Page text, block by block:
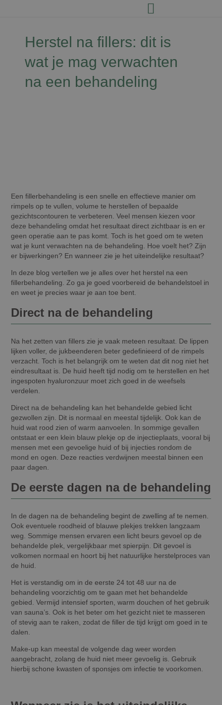
Herstel na fillers: dit is
wat je mag verwachten
na een behandeling
Een fillerbehandeling is een snelle en effectieve manier om
rimpels op te vullen, volume te herstellen of bepaalde
gezichtscontouren te verbeteren. Veel mensen kiezen voor
deze behandeling omdat het resultaat direct zichtbaar is en er
geen operatie aan te pas komt. Toch is het goed om te weten
wat je kunt verwachten na de behandeling. Hoe voelt het? Zijn
er bijwerkingen? En wanneer zie je het uiteindelijke resultaat?
In deze blog vertellen we je alles over het herstel na een
fillerbehandeling. Zo ga je goed voorbereid de behandelstoel in
en weet je precies waar je aan toe bent.
Direct na de behandeling
Na het zetten van fillers zie je vaak meteen resultaat. De lippen
lijken voller, de jukbeenderen beter gedefinieerd of de rimpels
verzacht. Toch is het belangrijk om te weten dat dit nog niet het
eindresultaat is. De huid heeft tijd nodig om te herstellen en het
ingespoten hyaluronzuur moet zich goed in de weefsels
verdelen.
Direct na de behandeling kan het behandelde gebied licht
gezwollen zijn. Dit is normaal en meestal tijdelijk. Ook kan de
huid wat rood zien of warm aanvoelen. In sommige gevallen
ontstaat er een klein blauw plekje op de injectieplaats, vooral bij
mensen met een gevoelige huid of bij injecties rondom de
mond en ogen. Deze reacties verdwijnen meestal binnen een
paar dagen.
De eerste dagen na de behandeling
In de dagen na de behandeling begint de zwelling af te nemen.
Ook eventuele roodheid of blauwe plekjes trekken langzaam
weg. Sommige mensen ervaren een licht beurs gevoel op de
behandelde plek, vergelijkbaar met spierpijn. Dit gevoel is
volkomen normaal en hoort bij het natuurlijke herstelproces van
de huid.
Het is verstandig om in de eerste 24 tot 48 uur na de
behandeling voorzichtig om te gaan met het behandelde
gebied. Vermijd intensief sporten, warm douchen of het gebruik
van sauna’s. Ook is het beter om het gezicht niet te masseren
of stevig aan te raken, zodat de filler de tijd krijgt om goed in te
dalen.
Make-up kan meestal de volgende dag weer worden
aangebracht, zolang de huid niet meer gevoelig is. Gebruik
hierbij schone kwasten of sponsjes om infectie te voorkomen.